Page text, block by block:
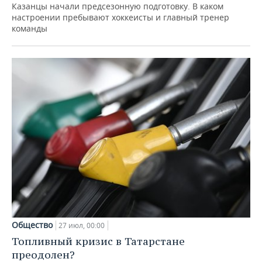
Казанцы начали предсезонную подготовку. В каком
настроении пребывают хоккеисты и главный тренер
команды
Общество 27 июл, 00:00
Топливный кризис в Татарстане
преодолен?